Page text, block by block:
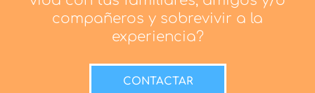
compañeros y sobrevivir a la
experiencia?
CONTACTAR